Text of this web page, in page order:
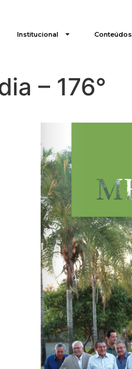
Institucional Conteúdos
– 176°